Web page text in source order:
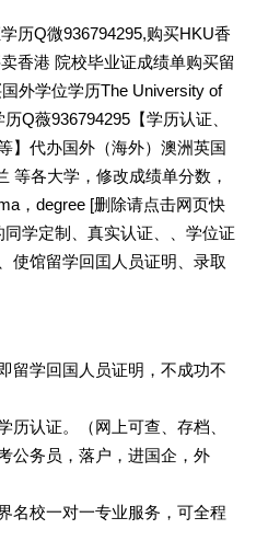
历Q微936794295,购买HKU香
香港 院校毕业证成绩单购买留
外学位学历The University of
Q薇936794295【学历认证、
】代办国外（海外）澳洲英国
等各大学，修改成绩单分数，
，degree [删除请点击网页快
学定制、真实认证、、学位证
使馆留学回囯人员证明、录取
留学回国人员证明，不成功不
认证。（网上可查、存档、
公务员，落户，进国企，外
名校一对一专业服务，可全程